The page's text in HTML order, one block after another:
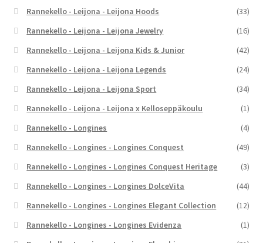
Rannekello - Leijona - Leijona Hoods
(33)
Rannekello - Leijona - Leijona Jewelry
(16)
Rannekello - Leijona - Leijona Kids & Junior
(42)
Rannekello - Leijona - Leijona Legends
(24)
Rannekello - Leijona - Leijona Sport
(34)
Rannekello - Leijona - Leijona x Kelloseppäkoulu
(1)
Rannekello - Longines
(4)
Rannekello - Longines - Longines Conquest
(49)
Rannekello - Longines - Longines Conquest Heritage
(3)
Rannekello - Longines - Longines DolceVita
(44)
Rannekello - Longines - Longines Elegant Collection
(12)
Rannekello - Longines - Longines Evidenza
(1)